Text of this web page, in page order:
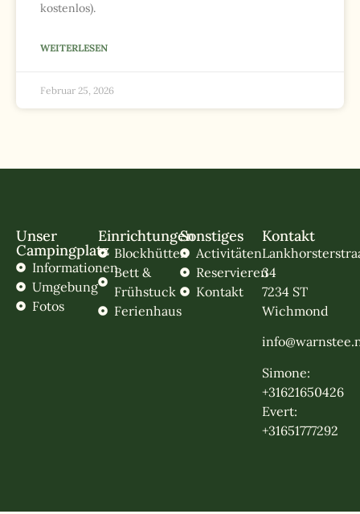
kostenlos).
WEITERLESEN
Februar 25, 2026
Unser
Campingplatz
Informationen
Umgebung
Fotos
Einrichtungen
Blockhütten
Bett &
Frühstuck
Ferienhaus
Sonstiges
Activitäten
Reservieren
Kontakt
Kontakt
34
7234 ST
Wichmond
Simone:
+31621650426
Evert:
+31651777292